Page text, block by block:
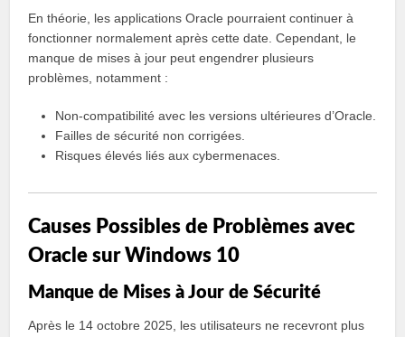
En théorie, les applications Oracle pourraient continuer à
fonctionner normalement après cette date. Cependant, le
manque de mises à jour peut engendrer plusieurs
problèmes, notamment :
Non-compatibilité avec les versions ultérieures d’Oracle.
Failles de sécurité non corrigées.
Risques élevés liés aux cybermenaces.
Causes Possibles de Problèmes avec
Oracle sur Windows 10
Manque de Mises à Jour de Sécurité
Après le 14 octobre 2025, les utilisateurs ne recevront plus